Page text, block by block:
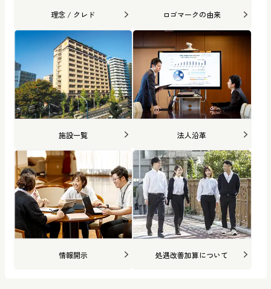
理念 / クレド ロゴマークの由来
施設一覧 法人沿革
情報開示 処遇改善加算について